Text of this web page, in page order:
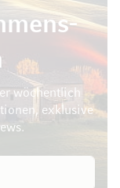
wöchentlich
exklusive